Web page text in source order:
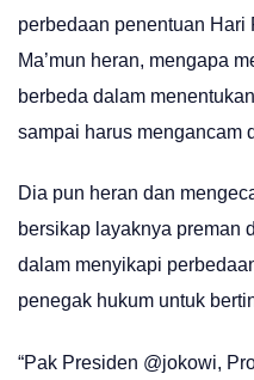
perbedaan penentuan
Ma’mun heran, mengapa
berbeda dalam
sampai harus mengancam
Dia pun heran dan
bersikap layaknya preman
dalam menyikapi
penegak hukum untuk
“Pak Presiden @jokowi,